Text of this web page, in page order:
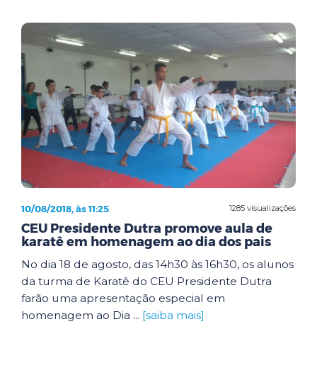
1285 visualizações
10/08/2018, às 11:25
CEU Presidente Dutra promove aula de
karatê em homenagem ao dia dos pais
No dia 18 de agosto, das 14h30 às 16h30, os alunos
da turma de Karatê do CEU Presidente Dutra
farão uma apresentação especial em
homenagem ao Dia ... [saiba mais]